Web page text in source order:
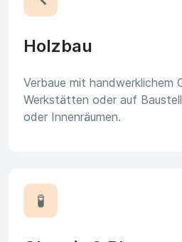
Holzbau
Verbaue mit handwerklichem
Werkstätten oder auf
oder Innenräumen.
🧪